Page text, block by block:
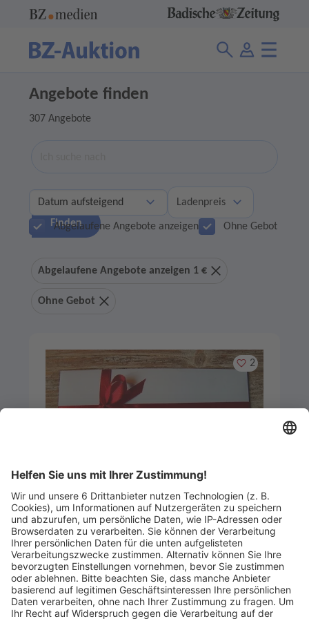
Angebote finden
307 Angebote
Finden
Ladenpreis
Abgelaufene Angebote anzeigen Ohne Gebot
Abgelaufene Angebote anzeigen 1 €
Ohne Gebot
Merken
2
Artikel-ID: 2496 0
Warengutschein über 100 Euro
Greinwald Sport-Extra